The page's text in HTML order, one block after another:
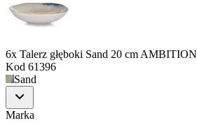
6x Talerz głęboki Sand 20 cm AMBITION
Kod 61396
Sand
Marka